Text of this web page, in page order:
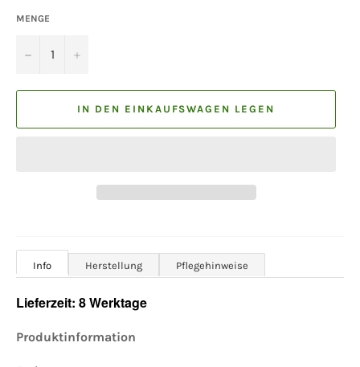
MENGE
− +
IN DEN EINKAUFSWAGEN LEGEN
Info Herstellung Pflegehinweise
Lieferzeit: 8 Werktage
Produktinformation